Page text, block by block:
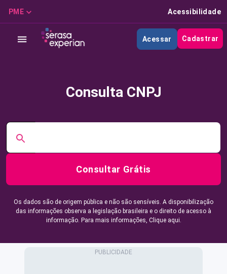
PME Acessibilidade
Acessar Cadastrar
Consulta CNPJ
Consultar Grátis
Os dados são de origem pública e não são sensíveis. A disponibilização
das informações observa a legislação brasileira e o direito de acesso à
informação. Para mais informações, Clique aqui.